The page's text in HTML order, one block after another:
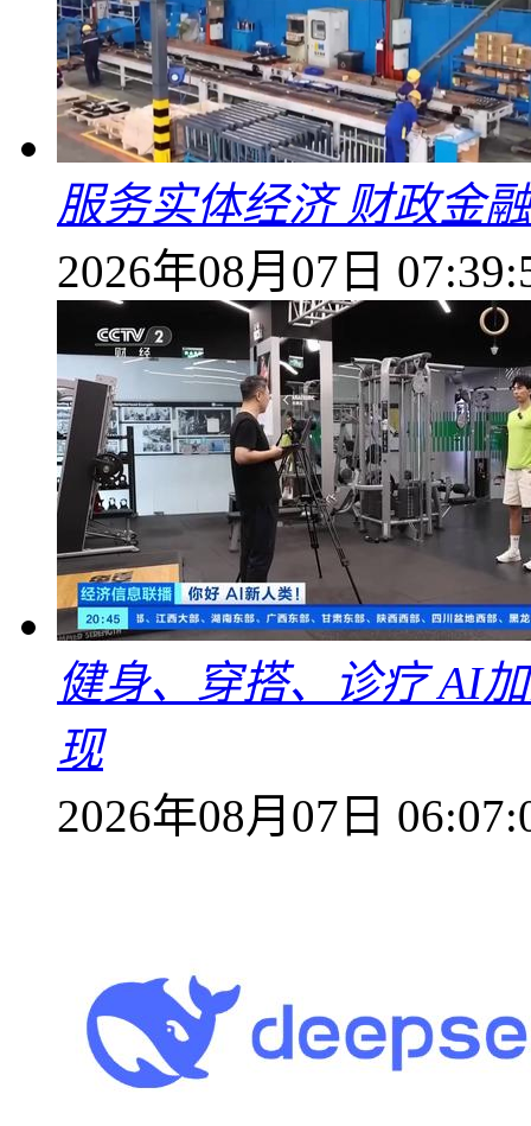
服务实体经济 财政金
2026年08月07日
健身、穿搭、诊疗 AI
现
2026年08月07日